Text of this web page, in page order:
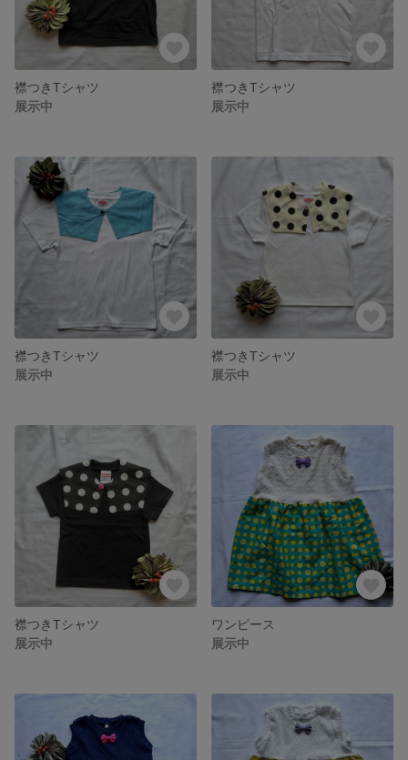
襟つきTシャツ
展示中
襟つきTシャツ
展示中
襟つきTシャツ
展示中
襟つきTシャツ
展示中
襟つきTシャツ
展示中
ワンピース
展示中